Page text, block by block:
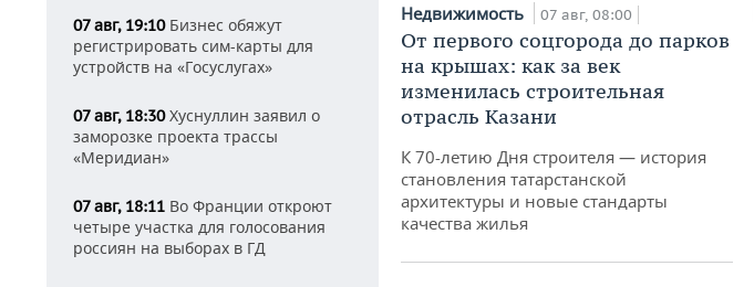
07 авг, 19:10Бизнес обяжут
регистрировать сим-карты для
устройств на «Госуслугах»
07 авг, 18:30Хуснуллин заявил о
заморозке проекта трассы
«Меридиан»
07 авг, 18:11 Во Франции откроют
четыре участка для голосования
россиян на выборах в ГД
Недвижимость 07 авг, 08:00
От первого соцгорода до парков
на крышах: как за век
изменилась строительная
отрасль Казани
К 70-летию Дня строителя — история
становления татарстанской
архитектуры и новые стандарты
качества жилья